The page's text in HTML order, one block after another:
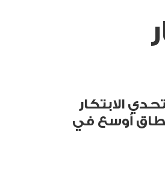
تحدي الابتكار
نطاق أوسع في